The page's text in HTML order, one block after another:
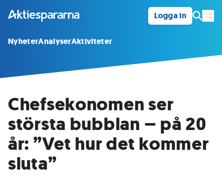
Logga in
NyheterAnalyserAktiviteter
Chefsekonomen ser
största bubblan – på 20
år: ”Vet hur det kommer
sluta”